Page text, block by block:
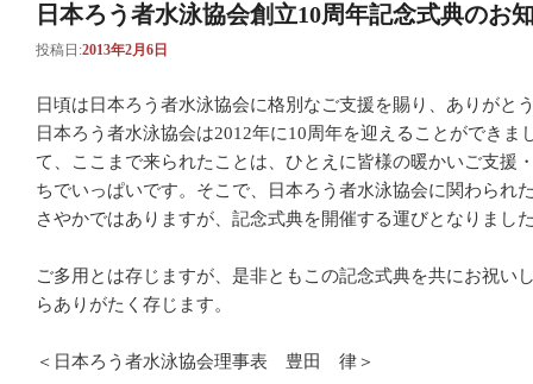
日本ろう者水泳協会創立10周年記念式典のお
投稿日:2013年2月6日
日頃は日本ろう者水泳協会に格別なご支援を賜り、ありがと
日本ろう者水泳協会は2012年に10周年を迎えることができま
て、ここまで来られたことは、ひとえに皆様の暖かいご支援
ちでいっぱいです。そこで、日本ろう者水泳協会に関わられ
さやかではありますが、記念式典を開催する運びとなりまし
ご多用とは存じますが、是非ともこの記念式典を共にお祝い
らありがたく存じます。
＜日本ろう者水泳協会理事表 豊田 律＞